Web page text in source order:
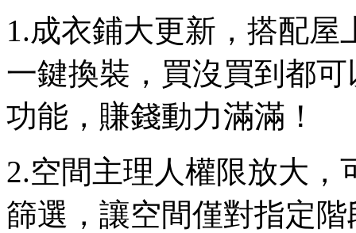
1.成衣鋪大更新，搭配
一鍵換裝，買沒買到都
功能，賺錢動力滿滿！
2.空間主理人權限放大
篩選，讓空間僅對指定